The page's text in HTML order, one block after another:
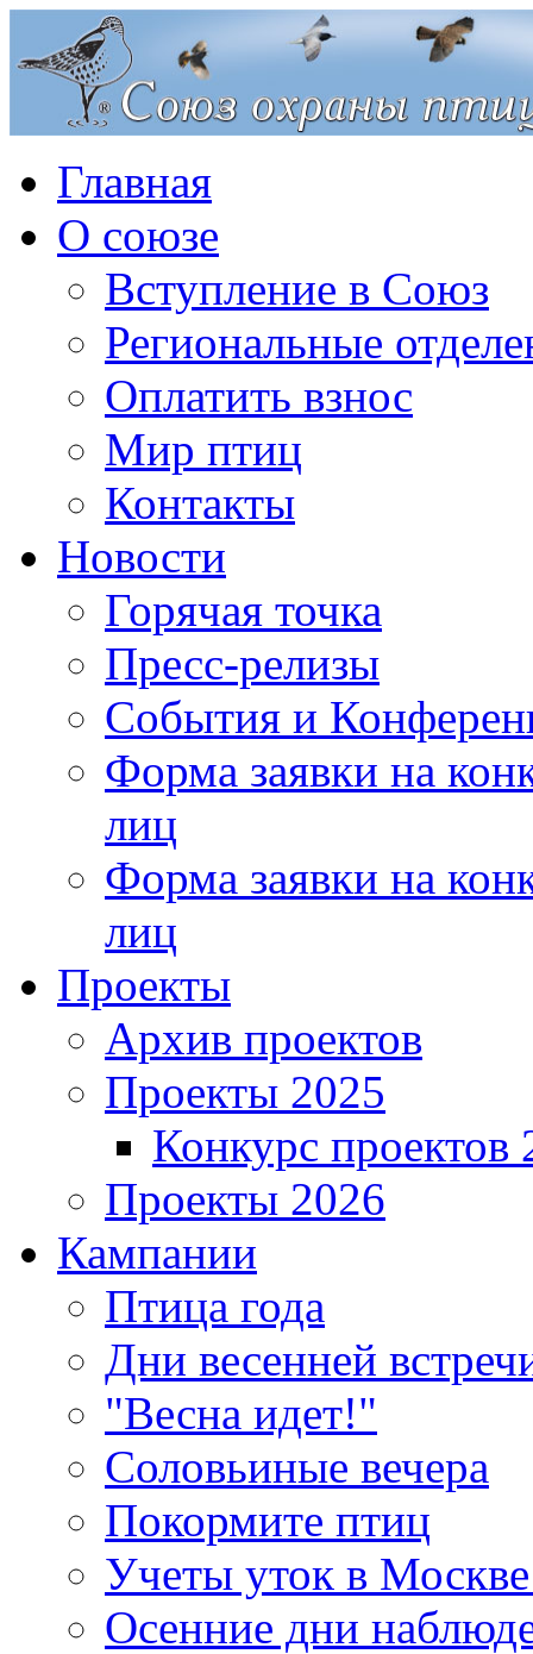
Главная
О союзе
Вступление в Союз
Региональные
Оплатить взнос
Мир птиц
Контакты
Новости
Горячая точка
Пресс-релизы
События и
Форма заявки на
лиц
Форма заявки на
лиц
Проекты
Архив проектов
Проекты 2025
Конкурс проектов
Проекты 2026
Кампании
Птица года
Дни весенней
"Весна идет!"
Соловьиные вечера
Покормите птиц
Учеты уток в
Осенние дни